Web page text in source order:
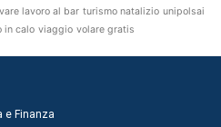
lavoro al bar turismo natalizio unipolsai
in calo viaggio volare gratis
e Finanza